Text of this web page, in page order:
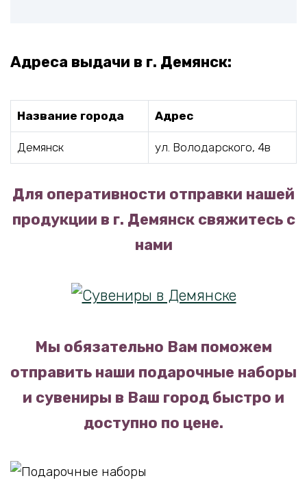
Адреса выдачи в г. Демянск:
Название города Адрес
Демянск ул. Володарского, 4в
Для оперативности отправки нашей
продукции в г. Демянск свяжитесь с
нами
Мы обязательно Вам поможем
отправить наши подарочные наборы
и сувениры в Ваш город быстро и
доступно по цене.